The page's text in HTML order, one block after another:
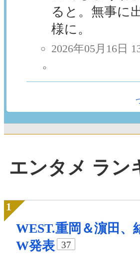
ると。無事に
様に。
2026年05月16日
エンタメ ラン
WEST.重岡＆濵田、
W発表
37